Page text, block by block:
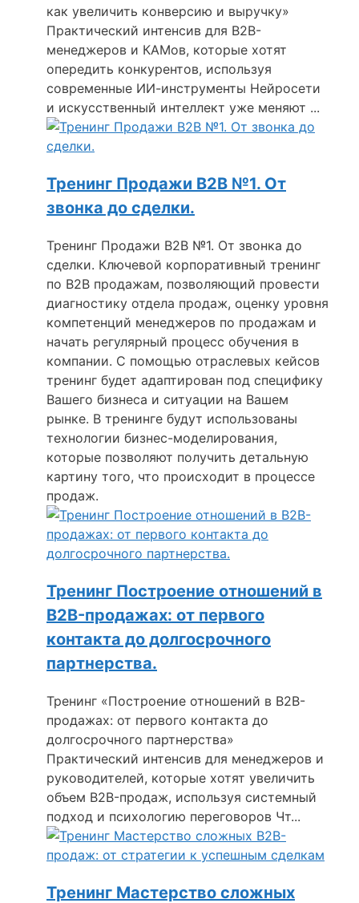
как увеличить конверсию и выручку»
Практический интенсив для B2B-
менеджеров и КАМов, которые хотят
опередить конкурентов, используя
современные ИИ-инструменты Нейросети
и искусственный интеллект уже меняют ...
Тренинг Продажи B2B №1. От
звонка до сделки.
Тренинг Продажи B2B №1. От звонка до
сделки. Ключевой корпоративный тренинг
по B2B продажам, позволяющий провести
диагностику отдела продаж, оценку уровня
компетенций менеджеров по продажам и
начать регулярный процесс обучения в
компании. С помощью отраслевых кейсов
тренинг будет адаптирован под специфику
Вашего бизнеса и ситуации на Вашем
рынке. В тренинге будут использованы
технологии бизнес-моделирования,
которые позволяют получить детальную
картину того, что происходит в процессе
продаж.
Тренинг Построение отношений в
B2B-продажах: от первого
контакта до долгосрочного
партнерства.
Тренинг «Построение отношений в B2B-
продажах: от первого контакта до
долгосрочного партнерства»
Практический интенсив для менеджеров и
руководителей, которые хотят увеличить
объем B2B-продаж, используя системный
подход и психологию переговоров Чт...
Тренинг Мастерство сложных